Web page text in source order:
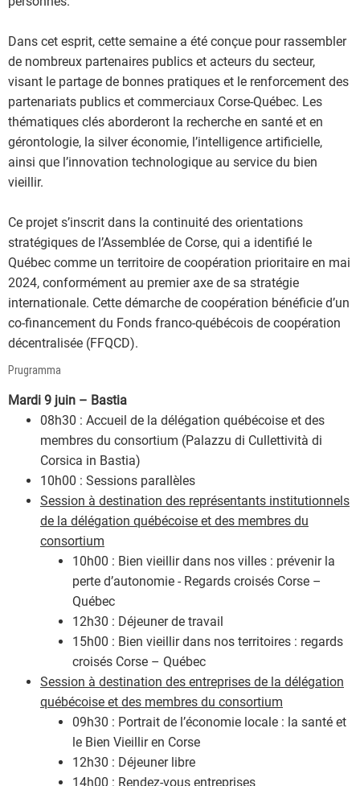
Dans cet esprit, cette semaine a été conçue pour rassembler
de nombreux partenaires publics et acteurs du secteur,
visant le partage de bonnes pratiques et le renforcement des
partenariats publics et commerciaux Corse-Québec. Les
thématiques clés aborderont la recherche en santé et en
gérontologie, la silver économie, l’intelligence artificielle,
ainsi que l’innovation technologique au service du bien
vieillir.
Ce projet s’inscrit dans la continuité des orientations
stratégiques de l’Assemblée de Corse, qui a identifié le
Québec comme un territoire de coopération prioritaire en mai
2024, conformément au premier axe de sa stratégie
internationale. Cette démarche de coopération bénéficie d’un
co-financement du Fonds franco-québécois de coopération
décentralisée (FFQCD).
Prugramma
Mardi 9 juin – Bastia
08h30 : Accueil de la délégation québécoise et des
membres du consortium (Palazzu di Cullettività di
Corsica in Bastia)
10h00 : Sessions parallèles
Session à destination des représentants institutionnels
de la délégation québécoise et des membres du
consortium
10h00 : Bien vieillir dans nos villes : prévenir la
perte d’autonomie - Regards croisés Corse –
Québec
12h30 : Déjeuner de travail
15h00 : Bien vieillir dans nos territoires : regards
croisés Corse – Québec
Session à destination des entreprises de la délégation
québécoise et des membres du consortium
09h30 : Portrait de l’économie locale : la santé et
le Bien Vieillir en Corse
12h30 : Déjeuner libre
14h00 : Rendez-vous entreprises